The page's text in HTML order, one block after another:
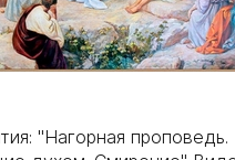
"Нагорная проповедь.